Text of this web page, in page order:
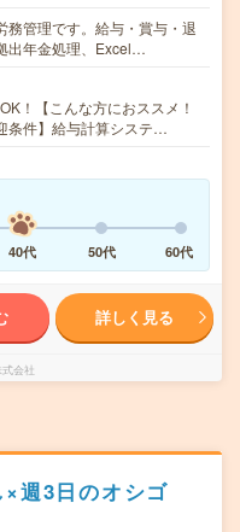
務管理です。給与・賞与・退
出年金処理、Excel…
！【こんな方におススメ！
条件】給与計算システ…
40代 50代 60代
詳しく見る
会社
×週3日のオシゴ